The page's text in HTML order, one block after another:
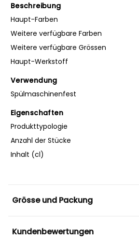
Beschreibung
Haupt-Farben
Weitere verfügbare Farben
Weitere verfügbare Grössen
Haupt-Werkstoff
Verwendung
Spülmaschinenfest
Eigenschaften
Produkttypologie
Anzahl der Stücke
Inhalt (cl)
Grösse und Packung
Kundenbewertungen